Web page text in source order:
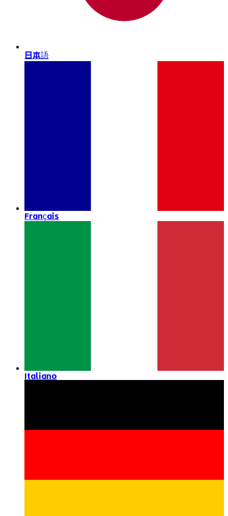
日本語
Français
Italiano